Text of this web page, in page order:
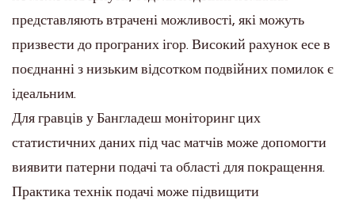
представляють втрачені можливості, які можуть
призвести до програних ігор. Високий рахунок есе в
поєднанні з низьким відсотком подвійних помилок є
ідеальним.
Для гравців у Бангладеш моніторинг цих
статистичних даних під час матчів може допомогти
виявити патерни подачі та області для покращення.
Практика технік подачі може підвищити